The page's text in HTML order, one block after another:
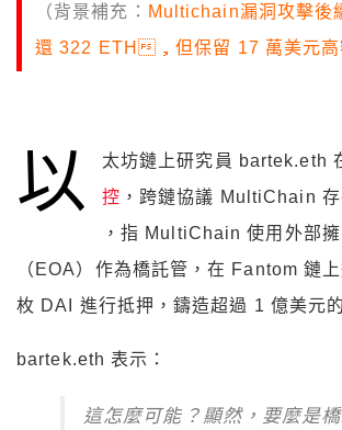
（背景補充： Multichain漏洞攻擊後
還 322 ETH，但保留 17 萬美元高
以 太坊鏈上研究員 bartek.eth
控 ，跨鏈協議 MultiChain
，指 MultiChain 使用外部擁
（EOA）作為橋託管，在 Fantom 鏈
枚 DAI 進行抵押，鑄造超過 1 億美元
bartek.eth 表示：
這怎麼可能？顯然，要麼是